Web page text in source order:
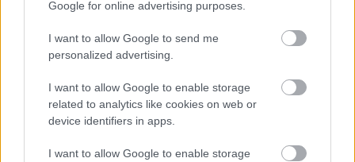
Google for online advertising purposes.
I want to allow Google to send me
personalized advertising.
I want to allow Google to enable storage
related to analytics like cookies on web or
device identifiers in apps.
I want to allow Google to enable storage
Uniós források: íme a teendők, amelyek a
ELEMZÉSEK 2026. júl. 20.